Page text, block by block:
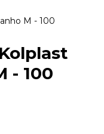
M - 100
- 100